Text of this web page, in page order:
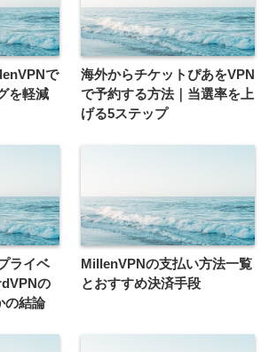
で
を軽減
海外からチケットぴあをVPN
で予約する方法｜当選率を上
げる5ステップ
ライベ
の
の結論
MillenVPNの支払い方法一覧
とおすすめ決済手段